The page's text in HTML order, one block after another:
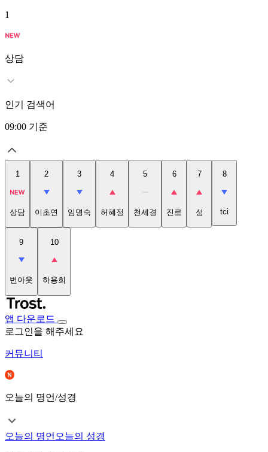
1
상담
인기 검색어
09:00 기준
1
상담
2
이초연
3
임명숙
4
허혜정
5
천세경
6
진로
7
성
8
tci
9
번아웃
10
하용희
앱 다운로드
로그인을 해주세요
커뮤니티
오늘의 명언/성경
오늘의 명언 오늘의 성경